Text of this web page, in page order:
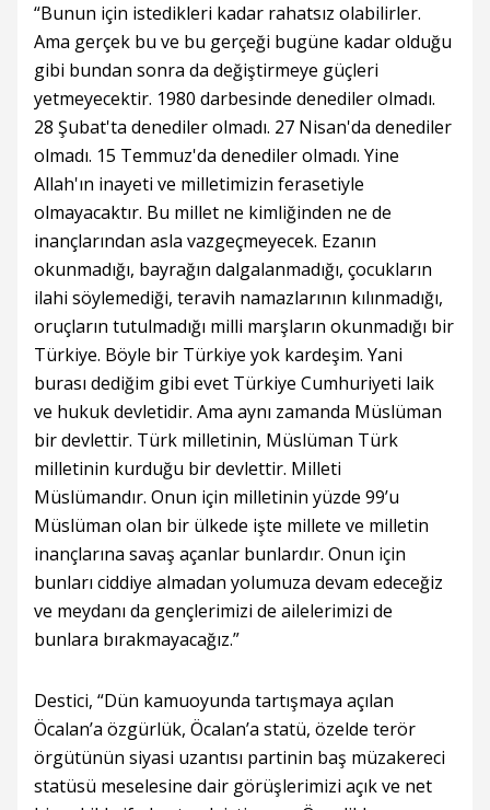
“Bunun için istedikleri kadar rahatsız olabilirler.
Ama gerçek bu ve bu gerçeği bugüne kadar olduğu
gibi bundan sonra da değiştirmeye güçleri
yetmeyecektir. 1980 darbesinde denediler olmadı.
28 Şubat'ta denediler olmadı. 27 Nisan'da denediler
olmadı. 15 Temmuz'da denediler olmadı. Yine
Allah'ın inayeti ve milletimizin ferasetiyle
olmayacaktır. Bu millet ne kimliğinden ne de
inançlarından asla vazgeçmeyecek. Ezanın
okunmadığı, bayrağın dalgalanmadığı, çocukların
ilahi söylemediği, teravih namazlarının kılınmadığı,
oruçların tutulmadığı milli marşların okunmadığı bir
Türkiye. Böyle bir Türkiye yok kardeşim. Yani
burası dediğim gibi evet Türkiye Cumhuriyeti laik
ve hukuk devletidir. Ama aynı zamanda Müslüman
bir devlettir. Türk milletinin, Müslüman Türk
milletinin kurduğu bir devlettir. Milleti
Müslümandır. Onun için milletinin yüzde 99’u
Müslüman olan bir ülkede işte millete ve milletin
inançlarına savaş açanlar bunlardır. Onun için
bunları ciddiye almadan yolumuza devam edeceğiz
ve meydanı da gençlerimizi de ailelerimizi de
bunlara bırakmayacağız.”
Destici, “Dün kamuoyunda tartışmaya açılan
Öcalan’a özgürlük, Öcalan’a statü, özelde terör
örgütünün siyasi uzantısı partinin baş müzakereci
statüsü meselesine dair görüşlerimizi açık ve net